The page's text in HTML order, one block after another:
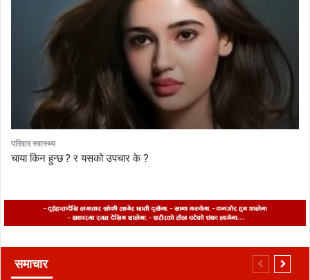
परिवार स्वास्थ्य
चाया किन हुन्छ ? र यसको उपचार के ?
समाचार